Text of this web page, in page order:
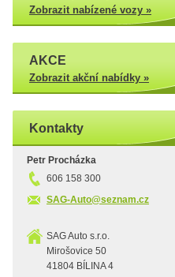
Zobrazit nabízené vozy »
AKCE
Zobrazit akční nabídky »
Kontakty
Petr Procházka
606 158 300
SAG-Auto@seznam.cz
SAG Auto s.r.o.
Mirošovice 50
41804 BÍLINA 4